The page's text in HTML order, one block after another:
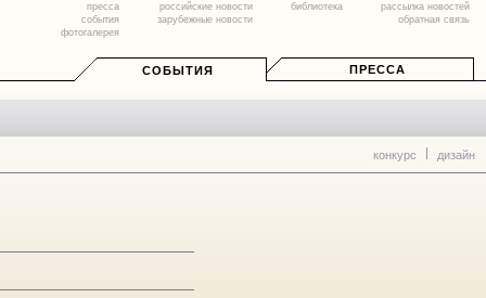
пресса
события
фотогалерея
российские новости
зарубежные новости
библиотека
рассылка новостей
обратная связь
СОБЫТИЯ ПРЕССА
конкурс дизайн